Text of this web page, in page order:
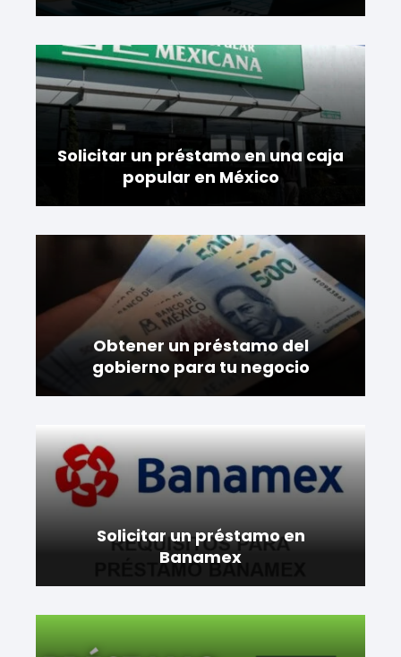
Solicitar un préstamo en una caja
popular en México
Obtener un préstamo del
gobierno para tu negocio
Solicitar un préstamo en
Banamex